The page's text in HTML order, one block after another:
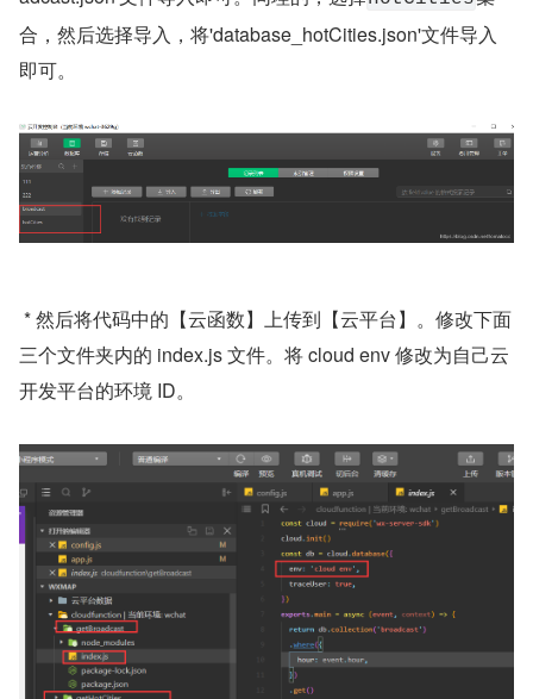
合，然后选择导入，将'database_hotCities.json'文件导入
即可。
三个文件夹内的 index.js 文件。将 cloud env 修改为自己云
开发平台的环境 ID。